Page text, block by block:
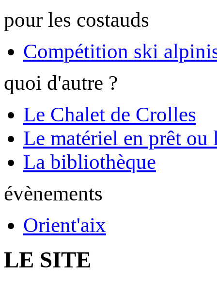
pour les costauds
Compétition ski
quoi d'autre ?
Le Chalet de Crolles
Le matériel en prêt ou
La bibliothèque
évènements
Orient'aix
LE SITE